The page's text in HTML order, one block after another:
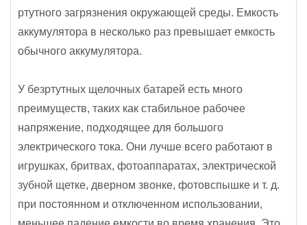
ртутного загрязнения окружающей среды. Емкость
аккумулятора в несколько раз превышает емкость
обычного аккумулятора.
У безртутных щелочных батарей есть много
преимуществ, таких как стабильное рабочее
напряжение, подходящее для большого
электрического тока. Они лучше всего работают в
игрушках, бритвах, фотоаппаратах, электрической
зубной щетке, дверном звонке, фотовспышке и т. д.
при постоянном и отключенном использовании,